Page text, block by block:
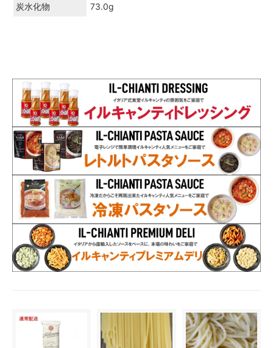
炭水化物 73.0g